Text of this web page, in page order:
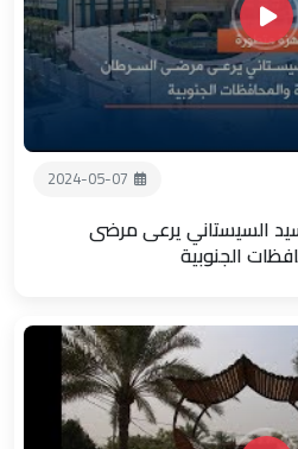
2024-05-07
السيستاني يرعى مرضى
الجنوبية